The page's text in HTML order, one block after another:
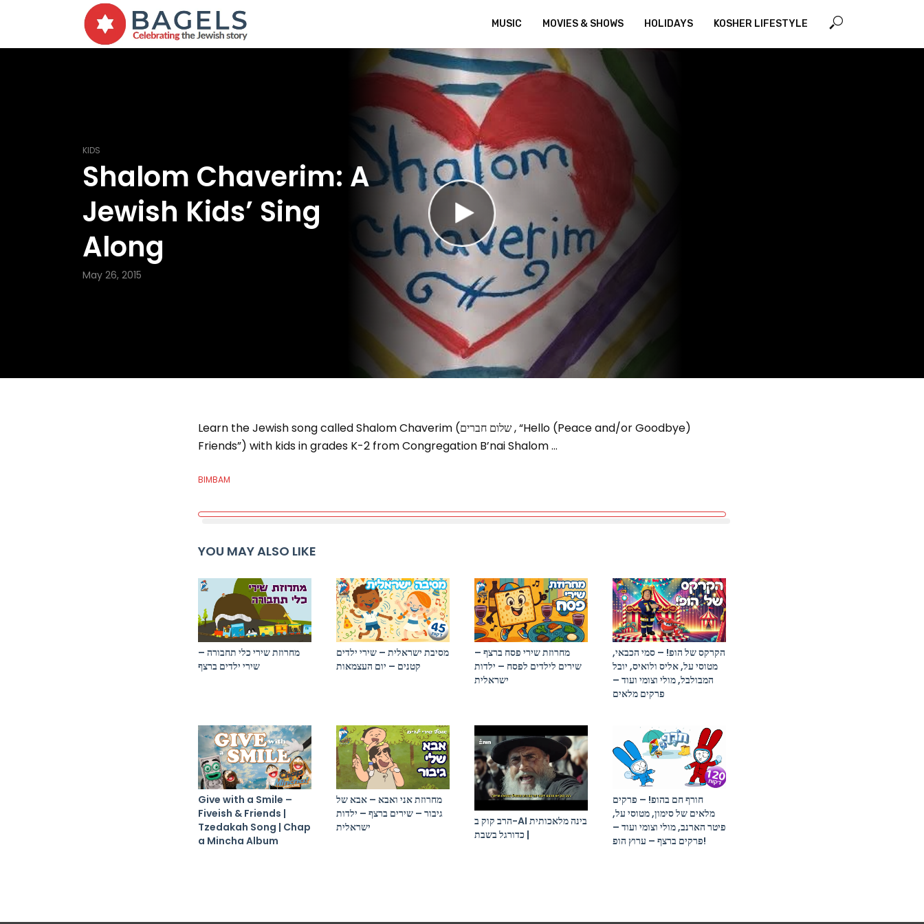
MUSIC MOVIES & SHOWS HOLIDAYS KOSHER LIFESTYLE
KIDS
Shalom Chaverim: A
Jewish Kids’ Sing
Along
May 26, 2015
Learn the Jewish song called Shalom Chaverim (שלום חברים , “Hello (Peace and/or Goodbye)
Friends”) with kids in grades K-2 from Congregation B’nai Shalom …
BIMBAM
YOU MAY ALSO LIKE
מחרוזת שירי כלי תחבורה –
שירי ילדים ברצף
מסיבת ישראלית – שירי ילדים
קטנים – יום העצמאות
מחרוזת שירי פסח ברצף –
שירים לילדים לפסח – ילדות
ישראלית
הקרקס של הופ! – סמי הכבאי,
מטוסי על, אליס ולואיס, יובל
המבולבל, מולי וצומי ועוד –
פרקים מלאים
Give with a Smile –
Fiveish & Friends |
Tzedakah Song | Chap
a Mincha Album
מחרוזת אני ואבא – אבא של
גיבור – שירים ברצף – ילדות
ישראלית
הרב קוק ב-AI בינה מלאכותית
| כדורגל בשבת
חורף חם בהופ! – פרקים
מלאים של סימון, מטוסי על,
פיטר הארנב, מולי וצומי ועוד –
פרקים ברצף – ערוץ הופ!